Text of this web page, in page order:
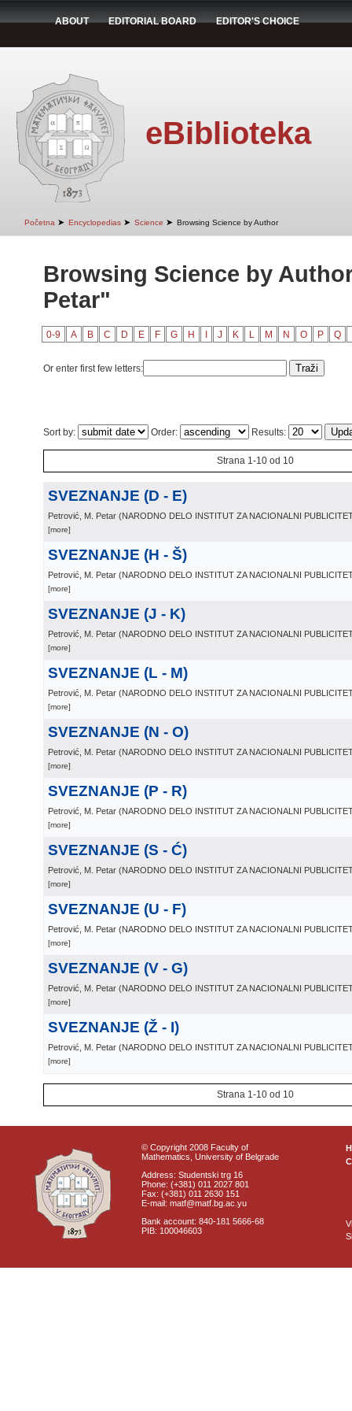
ABOUT EDITORIAL BOARD EDITOR'S CHOICE
eBiblioteka
Početna ➤ Encyclopedias ➤ Science ➤ Browsing Science by Author
Browsing Science by
Petar"
0-9 A B C D E F G H J K L M N O P Q
Or enter first few letters:
Sort by: Order: Results:
Strana 1-10 od 10
SVEZNANJE (D - E)
Petrović, M. Petar (NARODNO DELO INSTITUT ZA NACIONALNI
[more]
SVEZNANJE (H - Š)
Petrović, M. Petar (NARODNO DELO INSTITUT ZA NACIONALNI
[more]
SVEZNANJE (J - K)
Petrović, M. Petar (NARODNO DELO INSTITUT ZA NACIONALNI
[more]
SVEZNANJE (L - M)
Petrović, M. Petar (NARODNO DELO INSTITUT ZA NACIONALNI
[more]
SVEZNANJE (N - O)
Petrović, M. Petar (NARODNO DELO INSTITUT ZA NACIONALNI
[more]
SVEZNANJE (P - R)
Petrović, M. Petar (NARODNO DELO INSTITUT ZA NACIONALNI
[more]
SVEZNANJE (S - Ć)
Petrović, M. Petar (NARODNO DELO INSTITUT ZA NACIONALNI
[more]
SVEZNANJE (U - F)
Petrović, M. Petar (NARODNO DELO INSTITUT ZA NACIONALNI
[more]
SVEZNANJE (V - G)
Petrović, M. Petar (NARODNO DELO INSTITUT ZA NACIONALNI
[more]
SVEZNANJE (Ž - I)
Petrović, M. Petar (NARODNO DELO INSTITUT ZA NACIONALNI
[more]
Strana 1-10 od 10
© Copyright 2008 Faculty of
Mathematics, University of Belgrade
Address: Studentski trg 16
Phone: (+381) 011 2027 801
Fax: (+381) 011 2630 151
E-mail: matf@matf.bg.ac.yu
Bank account: 840-181 5666-68
PIB: 100046603